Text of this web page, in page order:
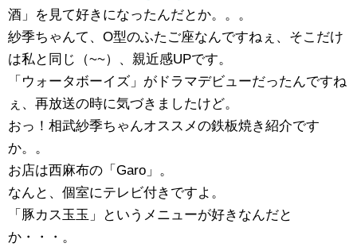
酒」を見て好きになったんだとか。。。
紗季ちゃんて、O型のふたご座なんですねぇ、そこだけ
は私と同じ（~~）、親近感UPです。
「ウォータボーイズ」がドラマデビューだったんですね
ぇ、再放送の時に気づきましたけど。
おっ！相武紗季ちゃんオススメの鉄板焼き紹介です
か。。
お店は西麻布の「Garo」。
なんと、個室にテレビ付きですよ。
「豚カス玉玉」というメニューが好きなんだと
か・・・。